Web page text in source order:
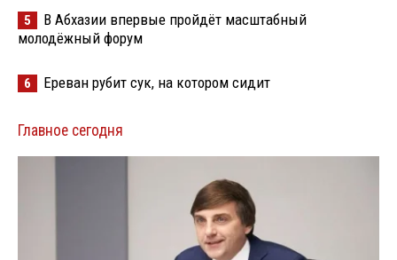
5
В Абхазии впервые пройдёт масштабный
молодёжный форум
6 Ереван рубит сук, на котором сидит
Главное сегодня